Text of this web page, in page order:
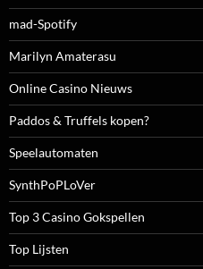
mad-Spotify
Marilyn Amaterasu
Online Casino Nieuws
Paddos & Truffels kopen?
Speelautomaten
SynthPoPLoVer
Top 3 Casino Gokspellen
Top Lijsten